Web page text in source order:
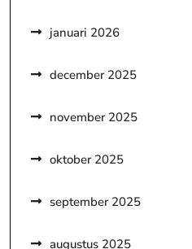
januari 2026
december 2025
november 2025
oktober 2025
september 2025
augustus 2025